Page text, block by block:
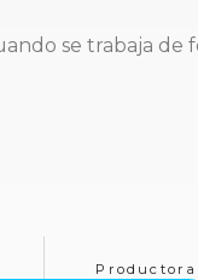
se trabaja de